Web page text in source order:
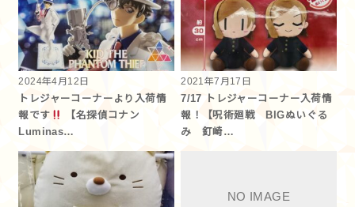
2024年4月12日
トレジャーコーナーより入荷情
報です
【名探偵コナン
Luminas…
2021年7月17日
7/17 トレジャーコーナー入荷情
報！【呪術廻戦 BIGぬいぐる
み 釘崎…